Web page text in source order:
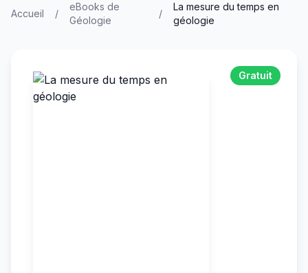
Accueil /
eBooks de
Géologie
/
La mesure du temps en
géologie
Gratuit